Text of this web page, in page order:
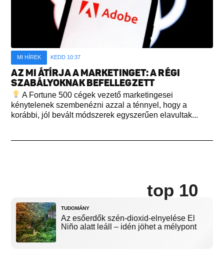
MI HÍREK KEDD 10:37
AZ MI ÁTÍRJA A MARKETINGET: A RÉGI
SZABÁLYOKNAK BEFELLEGZETT
A Fortune 500 cégek vezető marketingesei
kénytelenek szembenézni azzal a ténnyel, hogy a
korábbi, jól bevált módszerek egyszerűen elavultak...
top 10
TUDOMÁNY
Az esőerdők szén-dioxid-elnyelése El
Niño alatt leáll – idén jöhet a mélypont